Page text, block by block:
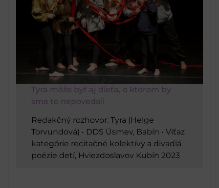
Tyra môže byť aj dieťa, o ktorom by
sme to nepovedali
Redakčný rozhovor: Tyra (Helge
Torvundová) • DDS Úsmev, Babín • Víťaz
kategórie recitačné kolektívy a divadlá
poézie detí, Hviezdoslavov Kubín 2023